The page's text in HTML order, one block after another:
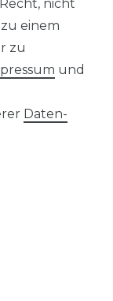
nicht
einem
zu
und
Daten­